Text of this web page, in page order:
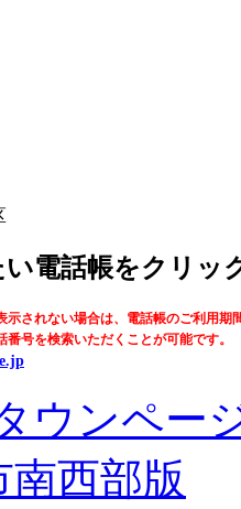
い電話帳をクリッ
示されない場合は、電話帳のご利用期
号を検索いただくことが可能です。